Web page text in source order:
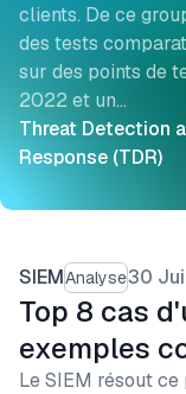
Threat Detection
Response (TDR)
clients. De ce
des tests
sur des points de
2022 et un…
SIEMAnalyse30
Top 8 cas
exemples
Le SIEM résout